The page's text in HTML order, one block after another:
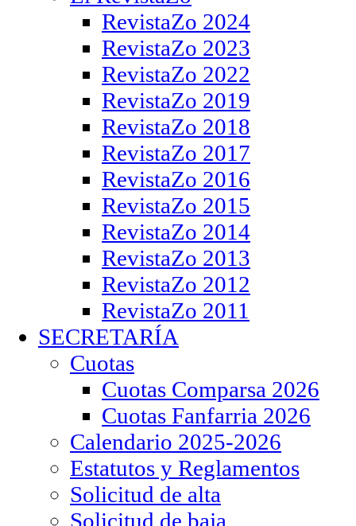
RevistaZo 2024
RevistaZo 2023
RevistaZo 2022
RevistaZo 2019
RevistaZo 2018
RevistaZo 2017
RevistaZo 2016
RevistaZo 2015
RevistaZo 2014
RevistaZo 2013
RevistaZo 2012
RevistaZo 2011
SECRETARÍA
Cuotas
Cuotas Comparsa 2026
Cuotas Fanfarria 2026
Calendario 2025-2026
Estatutos y Reglamentos
Solicitud de alta
Solicitud de baja